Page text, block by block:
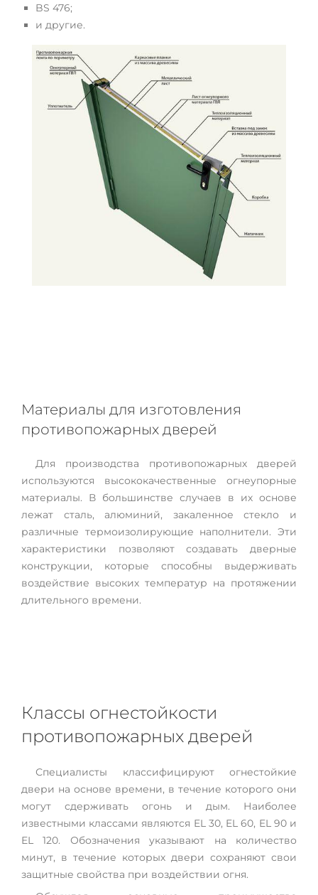
BS 476;
и другие.
Материалы для изготовления
противопожарных дверей
Для производства противопожарных дверей
используются высококачественные огнеупорные
материалы. В большинстве случаев в их основе
лежат сталь, алюминий, закаленное стекло и
различные термоизолирующие наполнители. Эти
характеристики позволяют создавать дверные
конструкции, которые способны выдерживать
воздействие высоких температур на протяжении
длительного времени.
Классы огнестойкости
противопожарных дверей
Специалисты классифицируют огнестойкие
двери на основе времени, в течение которого они
могут сдерживать огонь и дым. Наиболее
известными классами являются EL 30, EL 60, EL 90 и
EL 120. Обозначения указывают на количество
минут, в течение которых двери сохраняют свои
защитные свойства при воздействии огня.